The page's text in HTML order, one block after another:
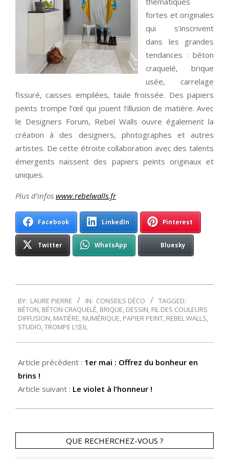
fortes et originales
qui s’inscrivent
dans les grandes
tendances : béton
craquelé, brique
usée, carrelage
fissuré, caisses empilées, taule froissée. Des papiers
peints trompe l’œil qui jouent l’illusion de matière. Avec
le Designers Forum, Rebel Walls ouvre également la
création à des designers, photographes et autres
artistes. De cette étroite collaboration avec des talents
émergents naissent des papiers peints originaux et
uniques.
Plus d’infos www.rebelwalls.fr
Facebook LinkedIn Pinterest
Twitter WhatsApp Bluesky
05-
01
BY: LAURE PIERRE IN: CONSEILS DÉCO
TAGGED:
BÉTON, BÉTON CRAQUELÉ, BRIQUE, DESSIN, FIL DES COULEURS
DIFFUSION, MATIÈRE, NUMÉRIQUE, PAPIER PEINT, REBEL WALLS,
STUDIO,TROMPE L’ŒIL
Article précédent : 1er mai : Offrez du bonheur en
brins !
Article suivant : Le violet à l’honneur !
QUE RECHERCHEZ-VOUS ?